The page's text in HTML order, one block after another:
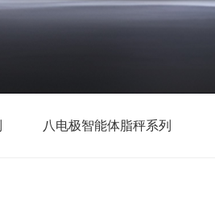
八电极智能体脂秤系列